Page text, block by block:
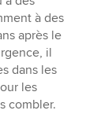
à des
après le
il
dans les
les
combler.